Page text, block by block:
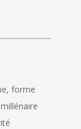
forme